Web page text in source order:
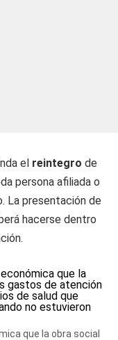
el reintegro de
persona afiliada o
La presentación de
hacerse dentro
que la obra social